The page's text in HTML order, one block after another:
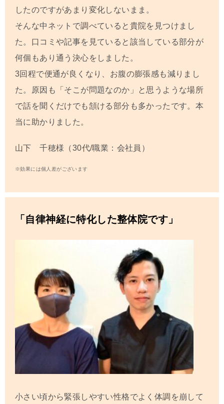
したのですがあまり変化しないまま。
そんな中ネットで調べていると貴院を見つけまし
た。口コミや記事を見ていると該当している部分が
何個もあり通う決心をしました。
3回程で便通が良くなり、お腹の膨張感も減りまし
た。原因も「そこが問題なのか」と思うような場所
で話を聞くだけでも頷ける部分も多かったです。本
当に助かりました。
山下 千穂様（30代/職業：会社員）
※効果には個人差がございます
「自律神経に特化した整体院です」
小さい頃から緊張しやすい性格でよく体調を崩して